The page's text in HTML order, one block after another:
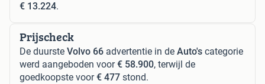
€ 13.224.
Prijscheck
De duurste Volvo 66 advertentie in de Auto's categorie
werd aangeboden voor€ 58.900, terwijl de
goedkoopste voor€ 477 stond.